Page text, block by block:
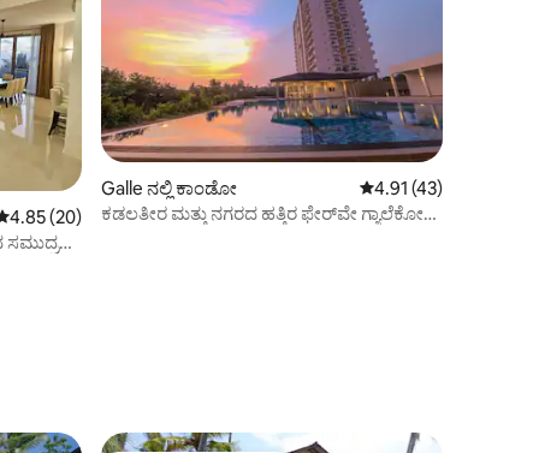
ರಲ್ಲಿ 4.85 ಸರಾಸರಿ ರೇಟಿಂಗ್, 20 ವಿಮರ್ಶೆಗಳು
4.85 (20)
Galle ನಲ್ಲಿ ಕಾಂಡೋ 5 ರಲ್ಲಿ 4.91 ಸರಾಸರಿ
4.91 (43)
ಕಡಲತೀರ ಮತ್ತು ನಗರದ ಹತ್ತಿರ ಫೇರ್‌ವೇ ಗ್ಯಾಲೆಕೋಜಿ